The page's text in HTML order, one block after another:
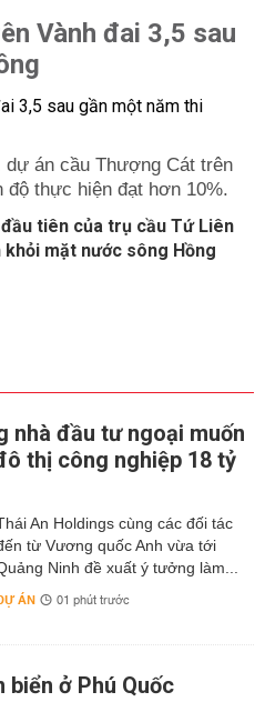
Vành đai 3,5 sau
dự án cầu Thượng Cát trên
thực hiện đạt hơn 10%.
tiên của trụ cầu Tứ Liên
mặt nước sông Hồng
nhà đầu tư ngoại muốn
thị công nghiệp 18 tỷ
An Holdings cùng các đối tác
từ Vương quốc Anh vừa tới
Ninh đề xuất ý tưởng làm...
ÁN 01 phút trước
biển ở Phú Quốc